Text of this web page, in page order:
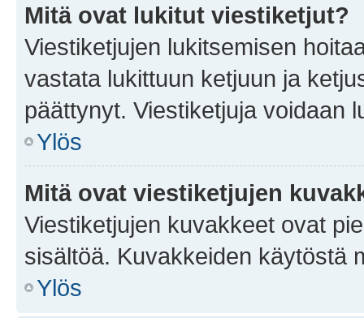
Mitä ovat lukitut viestiketjut?
Viestiketjujen lukitsemisen
vastata lukittuun ketjuun ja
päättynyt. Viestiketjuja voidaan
Ylös
Mitä ovat viestiketjujen
Viestiketjujen kuvakkeet ovat
sisältöä. Kuvakkeiden käytöstä
Ylös